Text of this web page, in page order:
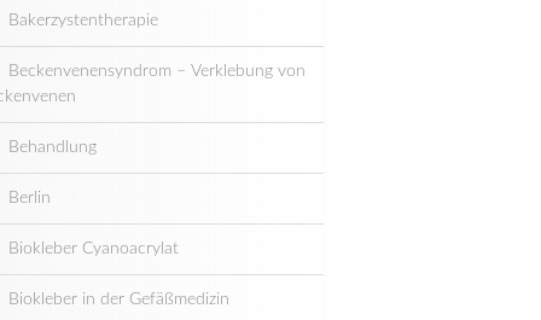
Bakerzystentherapie
Beckenvenensyndrom – Verklebung von
Behandlung
Berlin
Biokleber Cyanoacrylat
Biokleber in der Gefäßmedizin